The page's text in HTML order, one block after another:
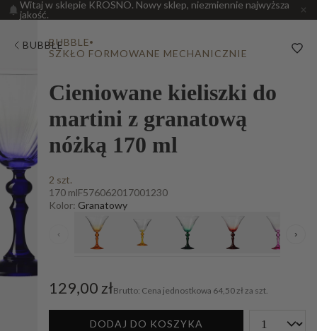
Witaj w sklepie KROSNO. Nowy sklep, niezmiennie najwyższa
jakość.
BUBBLEBUBBLE
SZKŁO FORMOWANE MECHANICZNIE
Cieniowane kieliszki do
martini z granatową
nóżką 170 ml
2 szt.
170 mlF576062017001230
Kolor: Granatowy
‹ ›
129,00 zł Cena jednostkowa 64,50 zł za szt.
DODAJ DO KOSZYKA